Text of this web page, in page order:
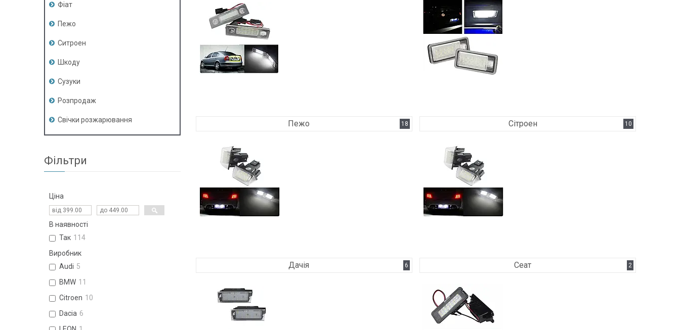
Пежо 18 Сітроен 10
Дачія 6 Сеат 2
Фіат
Пежо
Ситроен
Шкоду
Сузуки
Розпродаж
Свічки розжарювання
Фільтри
Ціна
В наявності
Так 114
Виробник
Audi 5
BMW 11
Citroen 10
Dacia 6